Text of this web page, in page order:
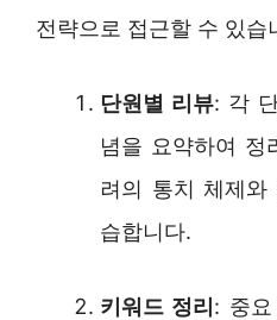
전략으로 접근할 수 있습
단원별 리뷰: 각
념을 요약하여 정
려의 통치 체제
습합니다.
키워드 정리: 중요